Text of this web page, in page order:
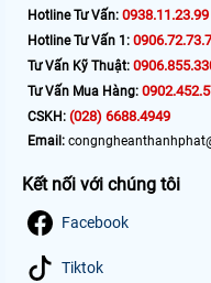
Hotline Tư Vấn: 0938.11.23.99
Hotline Tư Vấn 1:
Tư Vấn Kỹ Thuật:
Tư Vấn Mua Hàng:
CSKH: (028) 6688.4949
Email:
Kết nối với chúng tôi
Facebook
Tiktok